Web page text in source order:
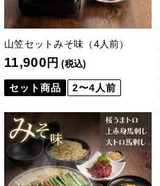
山笠セットみそ味（4人前）
11,900 円 (税込)
セット商品 2〜4人前